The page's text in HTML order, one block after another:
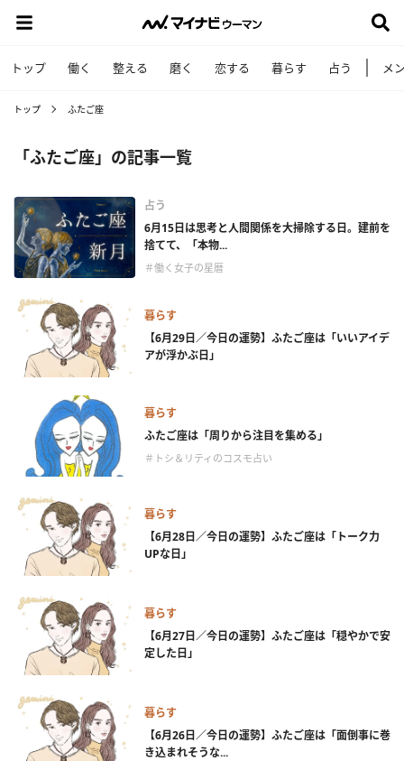
トップ 働く 整える 磨く 恋する 暮らす 占う メ
トップ ふたご座
「ふたご座」の記事一覧
占う
6月15日は思考と人間関係を大掃除する日。建前を
捨てて、「本物...
＃働く女子の星暦
暮らす
【6月29日／今日の運勢】ふたご座は「いいアイデ
アが浮かぶ日」
暮らす
ふたご座は「周りから注目を集める」
＃トシ＆リティのコスモ占い
暮らす
【6月28日／今日の運勢】ふたご座は「トーク力
UPな日」
暮らす
【6月27日／今日の運勢】ふたご座は「穏やかで安
定した日」
暮らす
【6月26日／今日の運勢】ふたご座は「面倒事に巻
き込まれそうな...